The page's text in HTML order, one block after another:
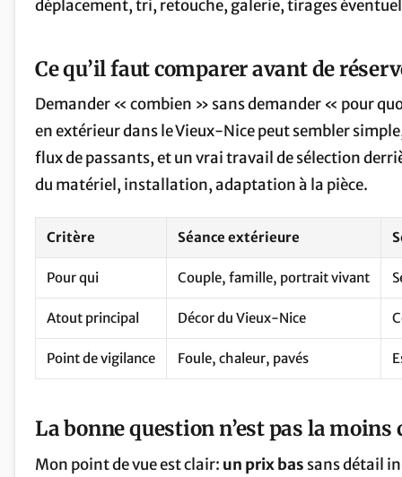
déplacement, tri, retouche, galerie, tirages
Ce qu’il faut comparer avant de
Demander « combien » sans demander « pour
en extérieur dans le Vieux-Nice peut sembler
flux de passants, et un vrai travail de sélection
du matériel, installation, adaptation à la pièce.
Critère Séance extérieure
Pour qui Couple, famille, portrait vivant
Atout principal Décor du Vieux-Nice
Point de vigilance Foule, chaleur, pavés
La bonne question n’est pas la moins
Mon point de vue est clair: un prix bas sans détail